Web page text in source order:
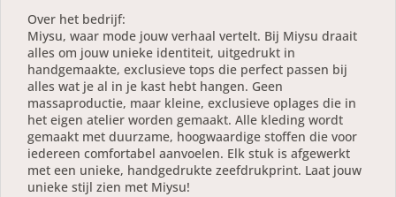
Over het bedrijf:
Miysu, waar mode jouw verhaal vertelt. Bij Miysu draait
alles om jouw unieke identiteit, uitgedrukt in
handgemaakte, exclusieve tops die perfect passen bij
alles wat je al in je kast hebt hangen. Geen
massaproductie, maar kleine, exclusieve oplages die in
het eigen atelier worden gemaakt. Alle kleding wordt
gemaakt met duurzame, hoogwaardige stoffen die voor
iedereen comfortabel aanvoelen. Elk stuk is afgewerkt
met een unieke, handgedrukte zeefdrukprint. Laat jouw
unieke stijl zien met Miysu!